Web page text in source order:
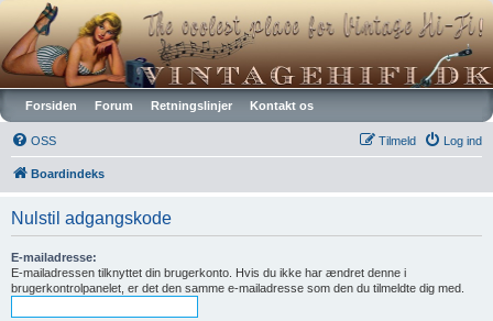
Vintagehifi.dk
Forsiden Forum Retningslinjer Kontakt os
OSS Log ind
Tilmeld
Boardindeks
Nulstil adgangskode
E-mailadresse:
E-mailadressen tilknyttet din brugerkonto. Hvis du ikke har ændret denne i
brugerkontrolpanelet, er det den samme e-mailadresse som den du tilmeldte dig med.